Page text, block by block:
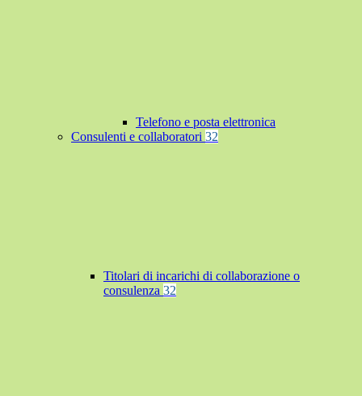
Telefono e posta elettronica
Consulenti e collaboratori 32
Titolari di incarichi di collaborazione o
consulenza 32